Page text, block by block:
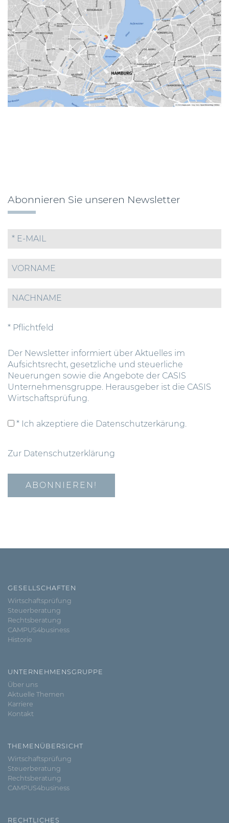
Abonnieren Sie unseren Newsletter
* Pflichtfeld
Der Newsletter informiert über Aktuelles im
Aufsichtsrecht, gesetzliche und steuerliche
Neuerungen sowie die Angebote der CASIS
Unternehmensgruppe. Herausgeber ist die CASIS
Wirtschaftsprüfung.
* Ich akzeptiere die Datenschutzerkärung.
Zur Datenschutzerklärung
GESELLSCHAFTEN
Wirtschaftsprüfung
Steuerberatung
Rechtsberatung
CAMPUS4business
Historie
UNTERNEHMENSGRUPPE
Über uns
Aktuelle Themen
Karriere
Kontakt
THEMENÜBERSICHT
Wirtschaftsprüfung
Steuerberatung
Rechtsberatung
CAMPUS4business
RECHTLICHES